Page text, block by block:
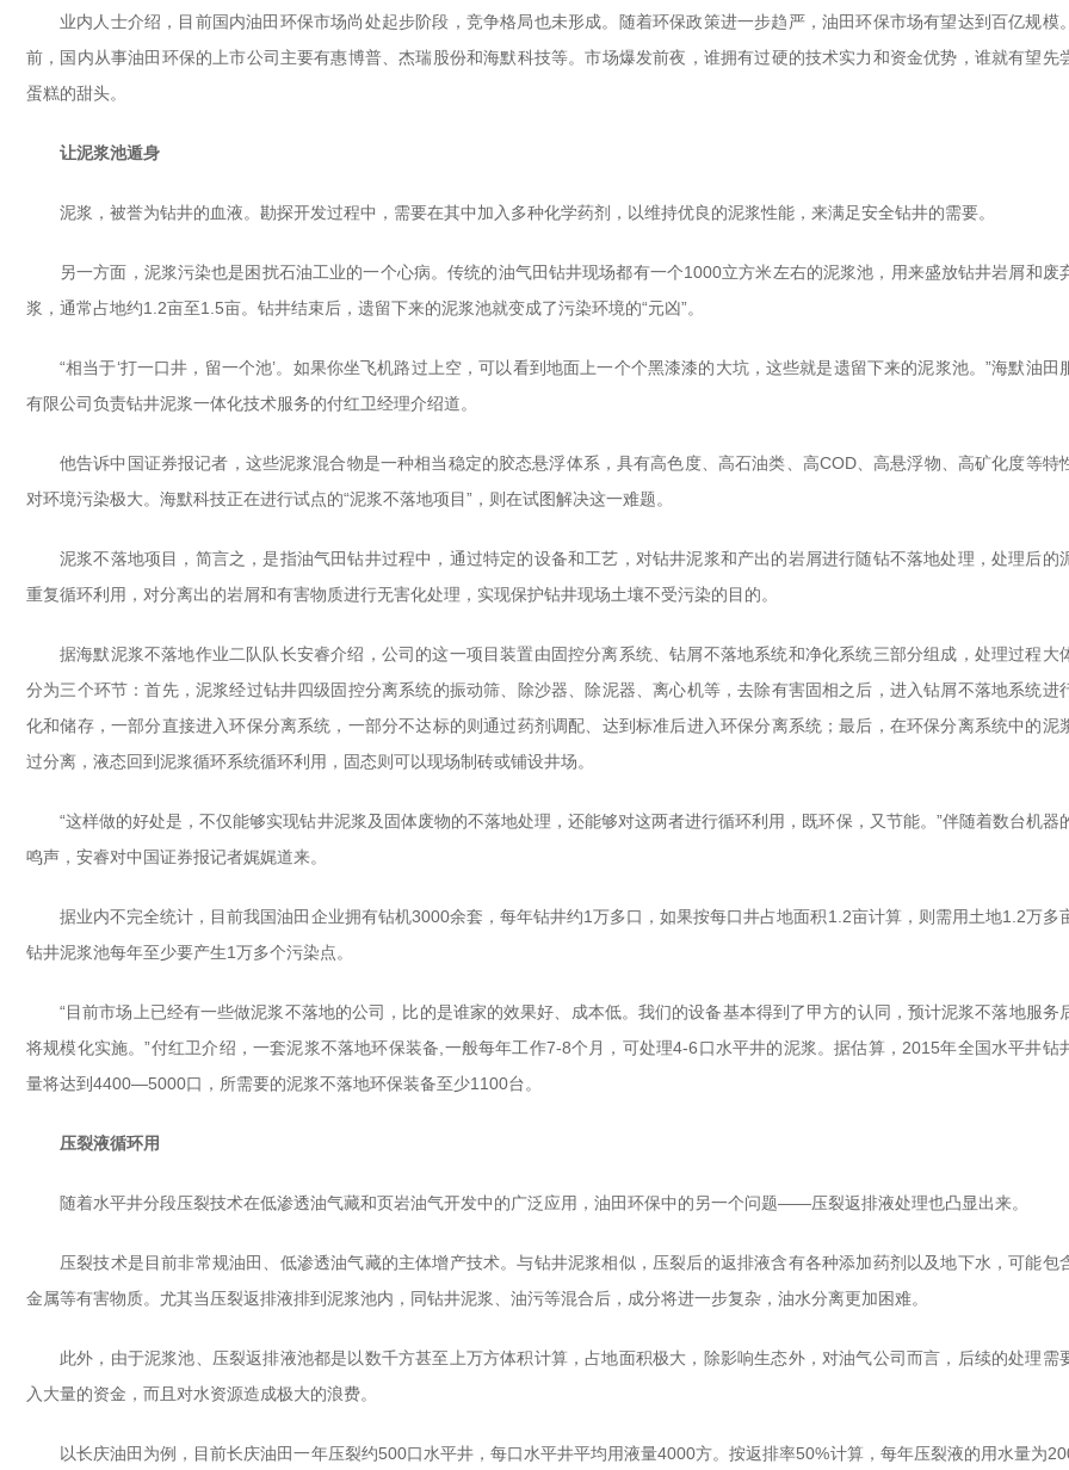
业内人士介绍，目前国内油田环保市场尚处起步阶段，竞争格局也未形成。随着环保政策进一步趋严，油田环保市场有望达到百亿规模
前，国内从事油田环保的上市公司主要有惠博普、杰瑞股份和海默科技等。市场爆发前夜，谁拥有过硬的技术实力和资金优势，谁就有望先
蛋糕的甜头。
让泥浆池遁身
泥浆，被誉为钻井的血液。勘探开发过程中，需要在其中加入多种化学药剂，以维持优良的泥浆性能，来满足安全钻井的需要。
另一方面，泥浆污染也是困扰石油工业的一个心病。传统的油气田钻井现场都有一个1000立方米左右的泥浆池，用来盛放钻井岩屑和废
浆，通常占地约1.2亩至1.5亩。钻井结束后，遗留下来的泥浆池就变成了污染环境的“元凶”。
“相当于‘打一口井，留一个池’。如果你坐飞机路过上空，可以看到地面上一个个黑漆漆的大坑，这些就是遗留下来的泥浆池。”海默油田
有限公司负责钻井泥浆一体化技术服务的付红卫经理介绍道。
他告诉中国证券报记者，这些泥浆混合物是一种相当稳定的胶态悬浮体系，具有高色度、高石油类、高COD、高悬浮物、高矿化度等特
对环境污染极大。海默科技正在进行试点的“泥浆不落地项目”，则在试图解决这一难题。
泥浆不落地项目，简言之，是指油气田钻井过程中，通过特定的设备和工艺，对钻井泥浆和产出的岩屑进行随钻不落地处理，处理后的
重复循环利用，对分离出的岩屑和有害物质进行无害化处理，实现保护钻井现场土壤不受污染的目的。
据海默泥浆不落地作业二队队长安睿介绍，公司的这一项目装置由固控分离系统、钻屑不落地系统和净化系统三部分组成，处理过程大
分为三个环节：首先，泥浆经过钻井四级固控分离系统的振动筛、除沙器、除泥器、离心机等，去除有害固相之后，进入钻屑不落地系统进
化和储存，一部分直接进入环保分离系统，一部分不达标的则通过药剂调配、达到标准后进入环保分离系统；最后，在环保分离系统中的泥
过分离，液态回到泥浆循环系统循环利用，固态则可以现场制砖或铺设井场。
“这样做的好处是，不仅能够实现钻井泥浆及固体废物的不落地处理，还能够对这两者进行循环利用，既环保，又节能。”伴随着数台机器
鸣声，安睿对中国证券报记者娓娓道来。
据业内不完全统计，目前我国油田企业拥有钻机3000余套，每年钻井约1万多口，如果按每口井占地面积1.2亩计算，则需用土地1.2万多
钻井泥浆池每年至少要产生1万多个污染点。
“目前市场上已经有一些做泥浆不落地的公司，比的是谁家的效果好、成本低。我们的设备基本得到了甲方的认同，预计泥浆不落地服务
将规模化实施。”付红卫介绍，一套泥浆不落地环保装备,一般每年工作7-8个月，可处理4-6口水平井的泥浆。据估算，2015年全国水平井钻
量将达到4400—5000口，所需要的泥浆不落地环保装备至少1100台。
压裂液循环用
随着水平井分段压裂技术在低渗透油气藏和页岩油气开发中的广泛应用，油田环保中的另一个问题——压裂返排液处理也凸显出来。
压裂技术是目前非常规油田、低渗透油气藏的主体增产技术。与钻井泥浆相似，压裂后的返排液含有各种添加药剂以及地下水，可能包
金属等有害物质。尤其当压裂返排液排到泥浆池内，同钻井泥浆、油污等混合后，成分将进一步复杂，油水分离更加困难。
此外，由于泥浆池、压裂返排液池都是以数千方甚至上万方体积计算，占地面积极大，除影响生态外，对油气公司而言，后续的处理需
入大量的资金，而且对水资源造成极大的浪费。
以长庆油田为例，目前长庆油田一年压裂约500口水平井，每口水平井平均用液量4000方。按返排率50%计算，每年压裂液的用水量为